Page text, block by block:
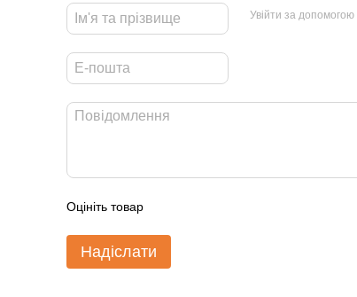
Увійти за допомогою
Оцініть товар
Надіслати